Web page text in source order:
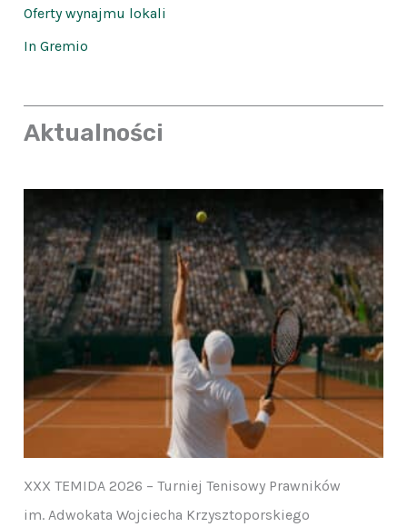
Oferty wynajmu lokali
In Gremio
Aktualności
XXX TEMIDA 2026 – Turniej Tenisowy Prawników
im. Adwokata Wojciecha Krzysztoporskiego